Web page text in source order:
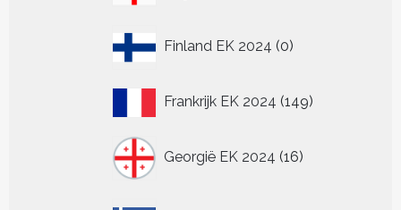
Finland EK 2024 0
producten
Frankrijk EK 2024 149149
Georgië EK 2024 16
producten